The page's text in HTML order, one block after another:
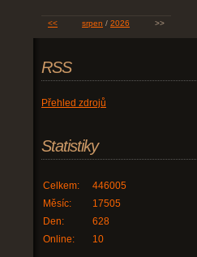
<< srpen / 2026 >>
RSS
Přehled zdrojů
Statistiky
Online: 10
Celkem:
446005
Měsíc:
17505
Den:
628